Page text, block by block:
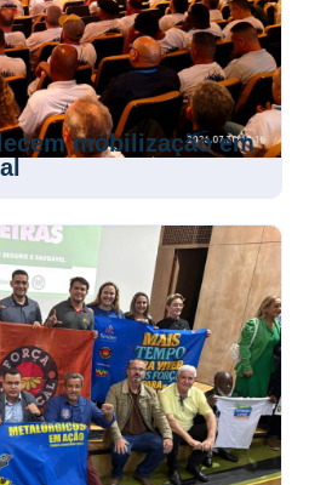
mobilização em